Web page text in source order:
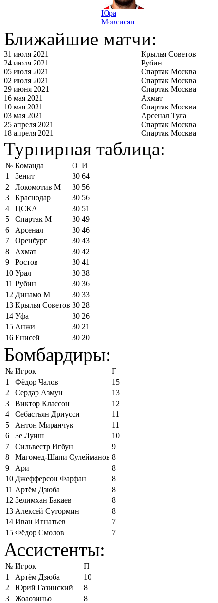
Юра
Мовсисян
Ближайшие матчи:
31 июля 2021
Крылья Советов
24 июля 2021
Рубин
05 июля 2021
Спартак Москва
02 июля 2021
Спартак Москва
29 июня 2021
Спартак Москва
16 мая 2021
Ахмат
10 мая 2021
Спартак Москва
03 мая 2021
Арсенал Тула
25 апреля 2021
Спартак Москва
18 апреля 2021
Спартак Москва
Турнирная таблица:
№ Команда О И
1
Зенит 30 64
2
Локомотив М 30 56
3
Краснодар 30 56
4
ЦСКА 30 51
5
Спартак М 30 49
6
Арсенал 30 46
7
Оренбург 30 43
8
Ахмат 30 42
9
Ростов 30 41
10 Урал 30 38
11 Рубин 30 36
12 Динамо М 30 33
13 Крылья Советов 30 28
14 Уфа 30 26
15 Анжи 30 21
16 Енисей 30 20
Бомбардиры:
№ Игрок
Г
1
Фёдор Чалов
15
2
Сердар Азмун
13
3
Виктор Классон
12
4
Себастьян Дриусси
11
5
Антон Миранчук
11
6
Зе Луиш
10
7
Сильвестр Игбун
9
8
Магомед-Шапи Сулейманов 8
9
Ари
8
10 Джефферсон Фарфан
8
11 Артём Дзюба
8
12 Зелимхан Бакаев
8
13 Алексей Сутормин
8
14 Иван Игнатьев
7
15 Фёдор Смолов 7
Ассистенты:
№ Игрок
П
1
Артём Дзюба
10
2
Юрий Газинский
8
3
Жоаозиньо
8